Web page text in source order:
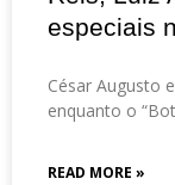
especiais
César Augusto
enquanto o
READ MORE »